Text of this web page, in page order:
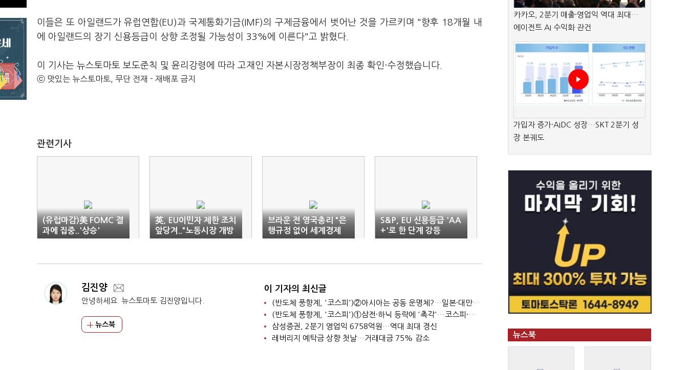
이들은 또 아일랜드가 유럽연합(EU)과 국제통화기금(IMF)의 구제금융에서 벗어난 것을 가르키며 "향후 18개월 내
에 아일랜드의 장기 신용등급이 상향 조정될 가능성이 33%에 이른다"고 밝혔다.
이 기사는 뉴스토마토 보도준칙 및 윤리강령에 따라 고재인 자본시장정책부장이 최종 확인·수정했습니다.
ⓒ 맛있는 뉴스토마토, 무단 전재 - 재배포 금지
관련기사
(유럽마감)美 FOMC 결
과에 집중..'상승'
英, EU이민자 제한 조치
앞당겨.."노동시장 개방
하기 싫다"
브라운 전 영국총리 "은
행규정 없어 세계경제
붕괴할 수도"
S&P, EU 신용등급 'AA
+'로 한 단계 강등
김진양
안녕하세요. 뉴스토마토 김진양입니다.
뉴스북
이 기자의 최신글
(반도체 풍향계, '코스피')②아시아는 공동 운명체?…일본·대만도 '동반 출렁'
(반도체 풍향계, '코스피')①삼전·하닉 등락에 '촉각'…코스피·나스닥 '한 몸'
삼성증권, 2분기 영업익 6758억원…역대 최대 경신
레버리지 예탁금 상향 첫날…거래대금 75% 감소
카카오, 2분기 매출·영업익 역대 최대…
에이전트 AI 수익화 관건
가입자 증가·AIDC 성장…SKT 2분기 성
장 본궤도
뉴스북